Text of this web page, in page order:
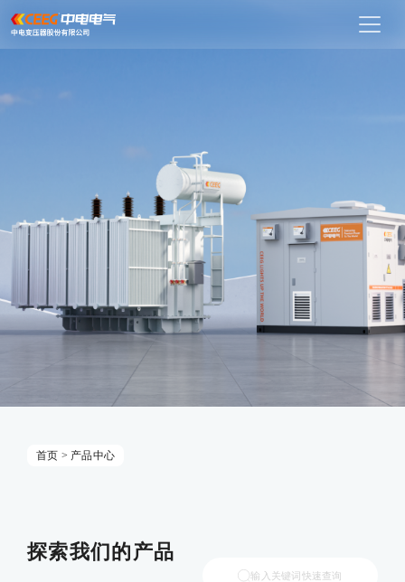
首页 > 产品中心
探索我们的产品
输入关键词快速查询